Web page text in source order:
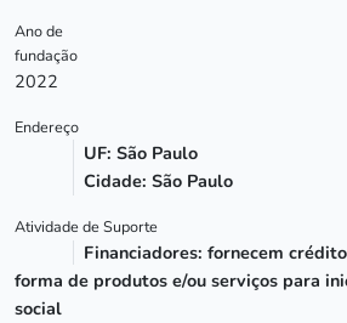
Ano de
fundação
2022
Endereço
UF: São Paulo
Cidade: São Paulo
Atividade de Suporte
Financiadores: fornecem
forma de produtos e/ou serviços para
social